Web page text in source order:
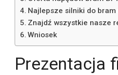
Najlepsze silniki do bram
Znajdź wszystkie nasze
Wniosek
Prezentacja